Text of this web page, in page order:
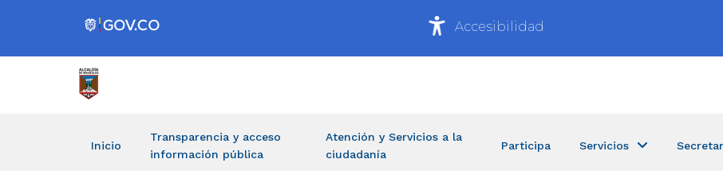
Accesibilidad
Inicio
Transparencia y acceso
información pública
Atención y Servicios a la
ciudadanía
Participa Servicios